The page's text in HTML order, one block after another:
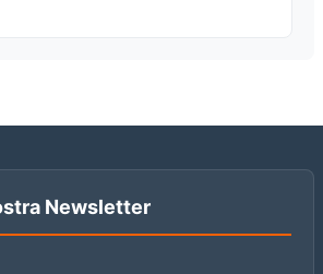
Newsletter